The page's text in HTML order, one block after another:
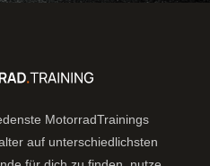
MotorradTrainings
auf unterschiedlichsten